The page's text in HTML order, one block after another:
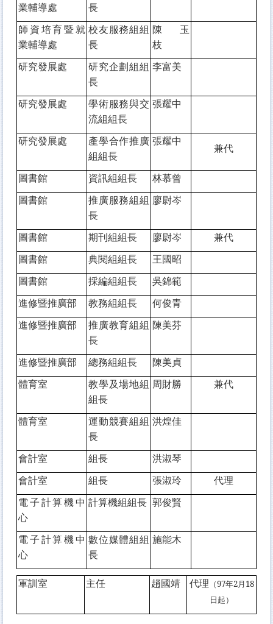
業輔導處
長
師資培育暨就
業輔導處
校友服務組組
長
陳玉
枝
研究發展處
研究企劃組組
長
李富美
研究發展處
學術服務與交
流組組長
張耀中
研究發展處
產學合作推廣
組組長
張耀中
兼代
圖書館 資訊組組長
林慕曾
圖書館
推廣服務組組
長
廖尉岑
圖書館 期刊組組長 廖尉岑
兼代
圖書館
典閱組組長
王國昭
圖書館
採編組組長
吳錦範
進修暨推廣部
教務組組長
何俊青
進修暨推廣部
推廣教育組組
長
陳美芬
進修暨推廣部 總務組組長
陳美貞
體育室
教學及場地組
組長
周財勝 兼代
體育室
運動競賽組組
長
洪煌佳
會計室 組長
洪淑琴
會計室
組長 張淑玲
代理
電子計算機中
心
計算機組組長 郭俊賢
電子計算機中
心
數位媒體組組
長
施能木
軍訓室 主任 趙國靖 代理 （97年2月18
日起）